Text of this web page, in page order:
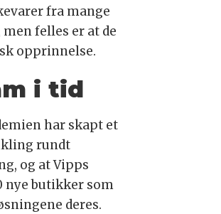
fra mange
felles er at de
opprinnelse.
i tid
har skapt et
rundt
og at Vipps
nye butikker som
deres.